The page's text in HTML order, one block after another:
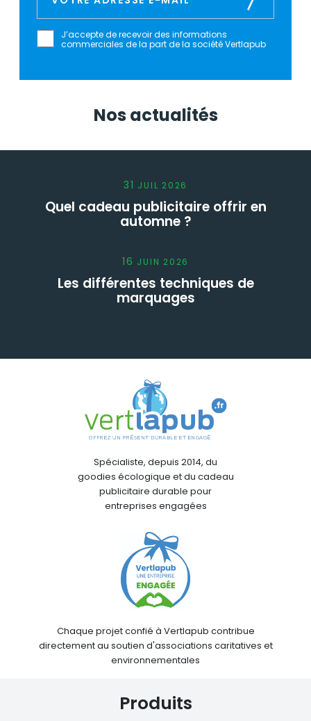
J’accepte de recevoir des informations
commerciales de la part de la société Vertlapub
Nos actualités
31 JUIL 2026
Quel cadeau publicitaire offrir en
automne ?
16 JUIN 2026
Les différentes techniques de
marquages
Spécialiste, depuis 2014, du
goodies écologique et du cadeau
publicitaire durable pour
entreprises engagées
Chaque projet confié à Vertlapub contribue
directement au soutien d'associations caritatives et
environnementales
Produits